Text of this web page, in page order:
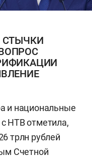
СТЫЧКИ
и национальные
с НТВ отметила,
трлн рублей
Счетной